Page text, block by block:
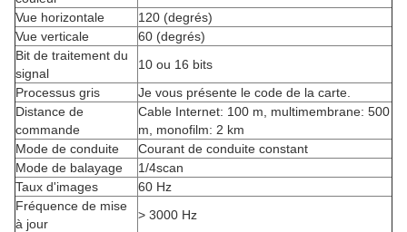
Vue horizontale
120 (degrés)
Vue verticale
60 (degrés)
Bit de traitement du
signal
10 ou 16 bits
Processus gris
Je vous présente le code de la carte.
Distance de
commande
Cable Internet: 100 m, multimembrane: 500
m, monofilm: 2 km
Mode de conduite
Courant de conduite constant
Mode de balayage
1/4scan
Taux d'images
60 Hz
Fréquence de mise
à jour
> 3000 Hz